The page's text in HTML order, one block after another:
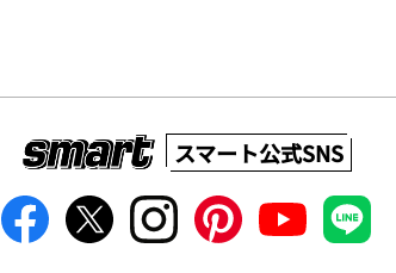
スマート公式SNS